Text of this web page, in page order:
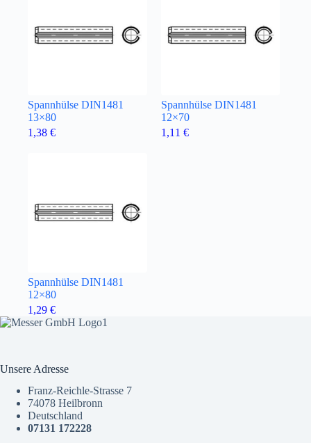
Spannhülse DIN1481
13×80
1,38 €
Spannhülse DIN1481
12×70
1,11 €
Spannhülse DIN1481
12×80
1,29 €
Unsere Adresse
Franz-Reichle-Strasse 7
74078 Heilbronn
Deutschland
07131 172228